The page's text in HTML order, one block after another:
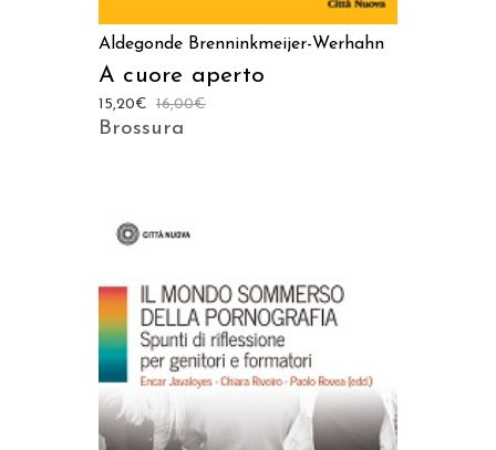
Aldegonde Brenninkmeijer-Werhahn
A cuore aperto
16,00€
15,20€
Brossura
AGGIUNGI AL CARRELLO